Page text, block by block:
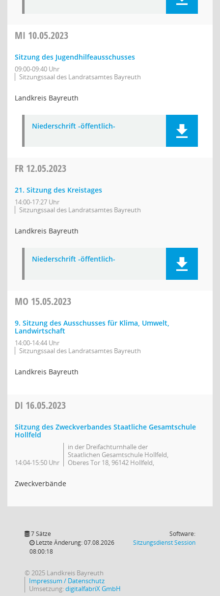
MI 10.05.2023
Sitzung des Jugendhilfeausschusses
09:00-09:40 Uhr
Sitzungssaal des Landratsamtes Bayreuth
Landkreis Bayreuth
Niederschrift -öffentlich-
FR 12.05.2023
21. Sitzung des Kreistages
14:00-17:27 Uhr
Sitzungssaal des Landratsamtes Bayreuth
Landkreis Bayreuth
Niederschrift -öffentlich-
MO 15.05.2023
9. Sitzung des Ausschusses für Klima, Umwelt,
Landwirtschaft
14:00-14:44 Uhr
Sitzungssaal des Landratsamtes Bayreuth
Landkreis Bayreuth
DI 16.05.2023
Sitzung des Zweckverbandes Staatliche Gesamtschule
Hollfeld
14:04-15:50 Uhr
in der Dreifachturnhalle der
Staatlichen Gesamtschule Hollfeld,
Oberes Tor 18, 96142 Hollfeld,
Zweckverbände
7 Sätze
Letzte Änderung: 07.08.2026
08:00:18
Software:
SitzungsdienstSession(Wird in
© 2025 Landkreis Bayreuth
Impressum / Datenschutz
Umsetzung:digitalfabriX GmbH